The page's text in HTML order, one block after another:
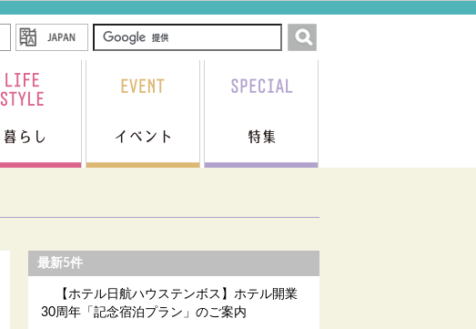
最新5件
【ホテル日航ハウステンボス】ホテル開業
30周年「記念宿泊プラン」のご案内